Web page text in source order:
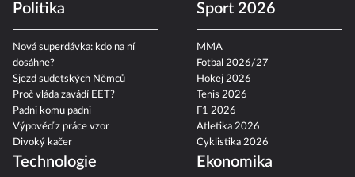
Politika
Nová superdávka: kdo na ní
dosáhne?
Sjezd sudetských Němců
Proč vláda zavádí EET?
Padni komu padni
Výpověď z práce vzor
Divoký kačer
Sport 2026
MMA
Fotbal 2026/27
Hokej 2026
Tenis 2026
F1 2026
Atletika 2026
Cyklistika 2026
Technologie Ekonomika